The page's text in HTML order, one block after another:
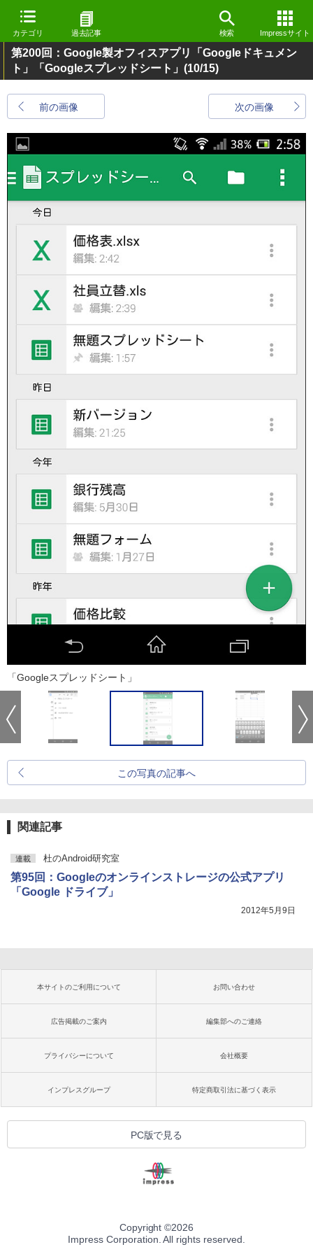
カテゴリ 過去記事 検索 Impressサイト
第200回：Google製オフィスアプリ「Googleドキュメン
ト」「Googleスプレッドシート」 (10/15)
前の画像 次の画像
「Googleスプレッドシート」
この写真の記事へ
関連記事
連載 杜のAndroid研究室
第95回：Googleのオンラインストレージの公式アプリ
「Google ドライブ」
2012年5月9日
本サイトのご利用について お問い合わせ
広告掲載のご案内 編集部へのご連絡
プライバシーについて 会社概要
インプレスグループ 特定商取引法に基づく表示
PC版で見る
Copyright ©2026
Impress Corporation. All rights reserved.